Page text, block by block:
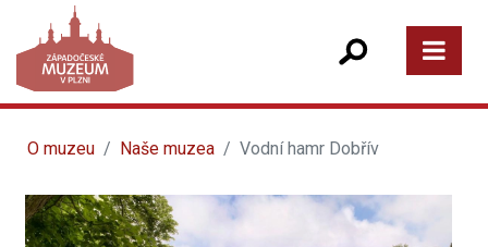
O muzeu Naše muzea Vodní hamr Dobřív